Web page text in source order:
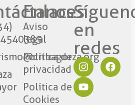
Enlaces
Aviso
legal
Política de
privacidad
Política de
Cookies
en
redes​